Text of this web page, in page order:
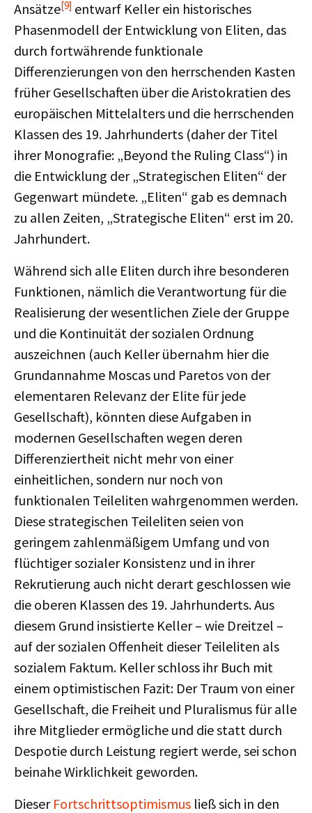
Ansätze[9] entwarf Keller ein historisches
Phasenmodell der Entwicklung von Eliten, das
durch fortwährende funktionale
Differenzierungen von den herrschenden Kasten
früher Gesellschaften über die Aristokratien des
europäischen Mittelalters und die herrschenden
Klassen des 19. Jahrhunderts (daher der Titel
ihrer Monografie: „Beyond the Ruling Class“) in
die Entwicklung der „Strategischen Eliten“ der
Gegenwart mündete. „Eliten“ gab es demnach
zu allen Zeiten, „Strategische Eliten“ erst im 20.
Jahrhundert.
Während sich alle Eliten durch ihre besonderen
Funktionen, nämlich die Verantwortung für die
Realisierung der wesentlichen Ziele der Gruppe
und die Kontinuität der sozialen Ordnung
auszeichnen (auch Keller übernahm hier die
Grundannahme Moscas und Paretos von der
elementaren Relevanz der Elite für jede
Gesellschaft), könnten diese Aufgaben in
modernen Gesellschaften wegen deren
Differenziertheit nicht mehr von einer
einheitlichen, sondern nur noch von
funktionalen Teileliten wahrgenommen werden.
Diese strategischen Teileliten seien von
geringem zahlenmäßigem Umfang und von
flüchtiger sozialer Konsistenz und in ihrer
Rekrutierung auch nicht derart geschlossen wie
die oberen Klassen des 19. Jahrhunderts. Aus
diesem Grund insistierte Keller – wie Dreitzel –
auf der sozialen Offenheit dieser Teileliten als
sozialem Faktum. Keller schloss ihr Buch mit
einem optimistischen Fazit: Der Traum von einer
Gesellschaft, die Freiheit und Pluralismus für alle
ihre Mitglieder ermögliche und die statt durch
Despotie durch Leistung regiert werde, sei schon
beinahe Wirklichkeit geworden.
Dieser Fortschrittsoptimismus ließ sich in den